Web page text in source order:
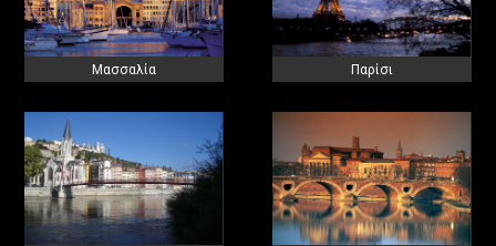
Μασσαλία Παρίσι